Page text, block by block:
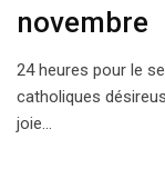
novembre
24 heures pour le
catholiques
joie…